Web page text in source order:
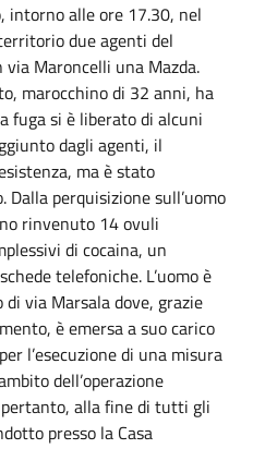
intorno alle ore 17.30, nel
due agenti del
Maroncelli una Mazda.
marocchino di 32 anni, ha
fuga si è liberato di alcuni
dagli agenti, il
ma è stato
perquisizione sull’uomo
rinvenuto 14 ovuli
di cocaina, un
telefoniche. L’uomo è
via Marsala dove, grazie
è emersa a suo carico
l’esecuzione di una misura
dell’operazione
alla fine di tutti gli
presso la Casa